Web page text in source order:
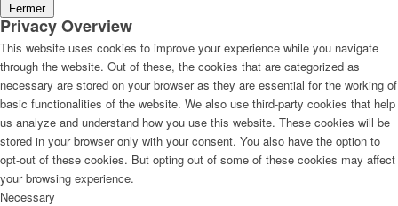
Fermer
Privacy Overview
This website uses cookies to improve your experience while you navigate
through the website. Out of these, the cookies that are categorized as
necessary are stored on your browser as they are essential for the working of
basic functionalities of the website. We also use third-party cookies that help
us analyze and understand how you use this website. These cookies will be
stored in your browser only with your consent. You also have the option to
opt-out of these cookies. But opting out of some of these cookies may affect
your browsing experience.
Necessary